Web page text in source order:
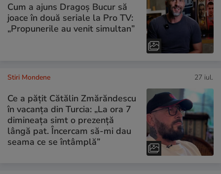
Cum a ajuns Dragoș Bucur să
joace în două seriale la Pro TV:
„Propunerile au venit simultan”
Stiri Mondene 27 iul.
Ce a pățit Cătălin Zmărăndescu
în vacanța din Turcia: „La ora 7
dimineața simt o prezență
lângă pat. Încercam să-mi dau
seama ce se întâmplă”